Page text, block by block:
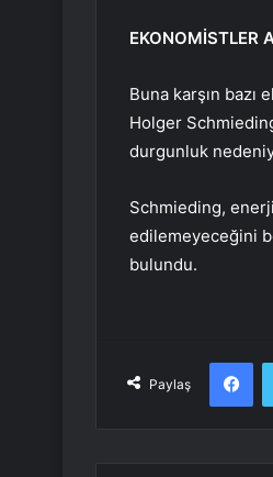
EKONOMİSTLER
Buna karşın bazı
Holger
durgunluk
Schmieding,
edilemeyeceğini
bulundu.
Paylaş